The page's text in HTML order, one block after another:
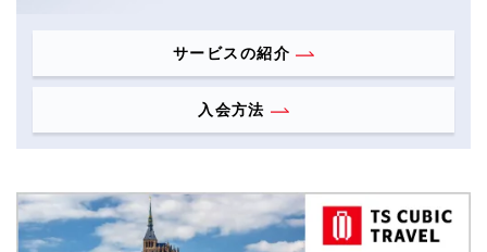
サービスの紹介
入会方法